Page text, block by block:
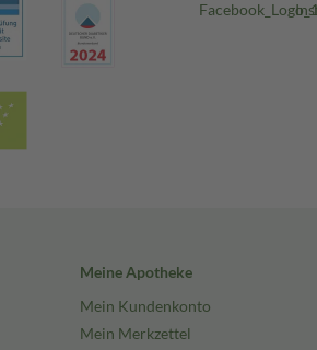
Meine Apotheke
Mein Kundenkonto
Mein Merkzettel